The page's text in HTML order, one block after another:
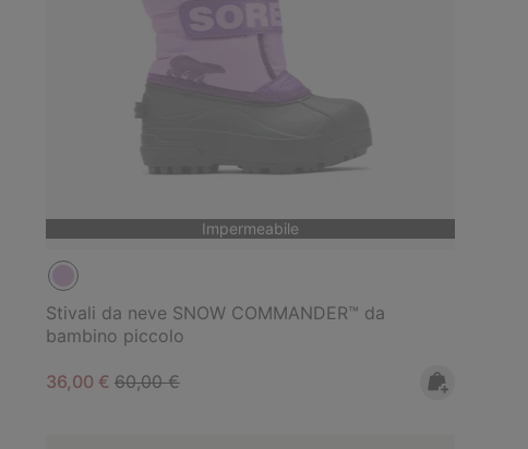
Impermeabile
Stivali da neve SNOW COMMANDER™ da
bambino piccolo
Sale price:
36,00 € Regular price:
60,00 €